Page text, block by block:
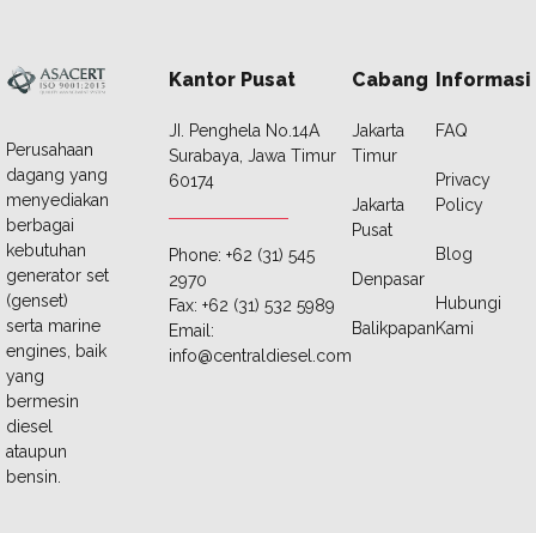
Perusahaan
dagang yang
menyediakan
berbagai
kebutuhan
generator set
(genset)
serta marine
engines, baik
yang
bermesin
diesel
ataupun
bensin.
Kantor Pusat
JI. Penghela No.14A
Surabaya, Jawa Timur
60174
Phone: +62 (31) 545
2970
Fax: +62 (31) 532 5989
Email:
info@centraldiesel.com
Cabang
Jakarta
Timur
Jakarta
Pusat
Denpasar
Balikpapan
Informasi
FAQ
Privacy
Policy
Blog
Hubungi
Kami